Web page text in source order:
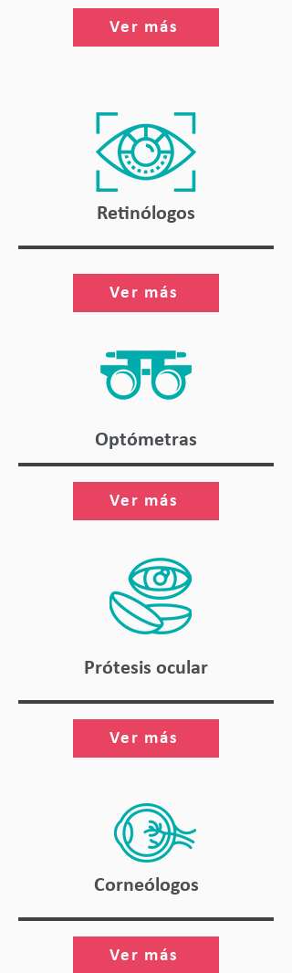
Ver más
Retinólogos
Ver más
Optómetras
Ver más
Prótesis ocular
Ver más
Corneólogos
Ver más